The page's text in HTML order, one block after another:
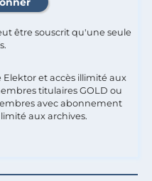
être souscrit qu'une seule
et accès illimité aux
titulaires GOLD ou
avec abonnement
aux archives.